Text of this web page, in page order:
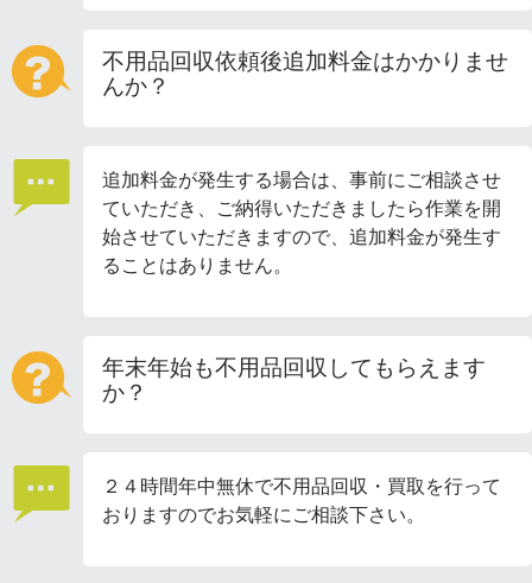
不用品回収依頼後追加料金はかかりませ
んか？
追加料金が発生する場合は、事前にご相談させ
ていただき、ご納得いただきましたら作業を開
始させていただきますので、追加料金が発生す
ることはありません。
年末年始も不用品回収してもらえます
か？
２４時間年中無休で不用品回収・買取を行って
おりますのでお気軽にご相談下さい。